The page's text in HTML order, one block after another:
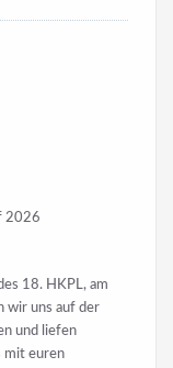
2026
18. HKPL, am
wir uns auf der
und liefen
mit euren